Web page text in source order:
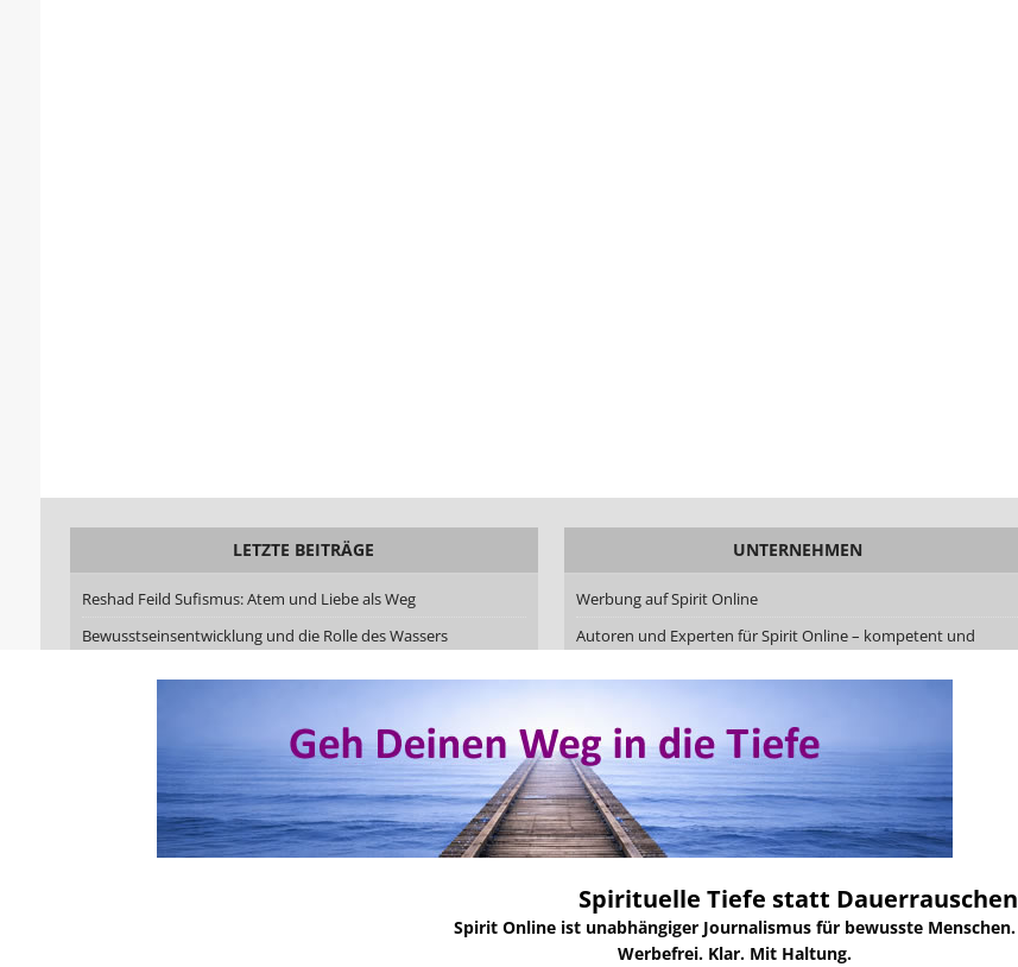
LETZTE BEITRÄGE
Reshad Feild Sufismus: Atem und Liebe als Weg
Bewusstseinsentwicklung und die Rolle des Wassers
Schamanische Heilarbeit kann jeder lernen – Du musst nicht
Kreativer Flow: Wie Ekstase, Leichtigkeit und schöpferische
Kraft zusammenwirken
UNTERNEHMEN
Werbung auf Spirit Online
Autoren und Experten für Spirit Online – kompetent und
Redaktionskodex von Spirit Online
Über uns
Über Heike Schonert
Markenprofil Spirit Online
Kontakt
Spirituelle Tiefe statt Dauerrauschen
Spirit Online ist unabhängiger Journalismus für bewusste Menschen.
Werbefrei. Klar. Mit Haltung.